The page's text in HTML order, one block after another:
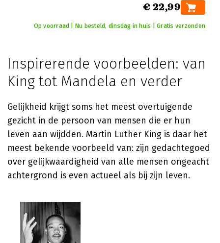
€ 22,99
Op voorraad | Nu besteld, dinsdag in huis | Gratis verzonden
Inspirerende voorbeelden: van
King tot Mandela en verder
Gelijkheid krijgt soms het meest overtuigende
gezicht in de persoon van mensen die er hun
leven aan wijdden. Martin Luther King is daar het
meest bekende voorbeeld van: zijn gedachtegoed
over gelijkwaardigheid van alle mensen ongeacht
achtergrond is even actueel als bij zijn leven.